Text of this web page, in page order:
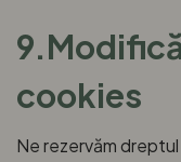
cookies
Ne rezervăm